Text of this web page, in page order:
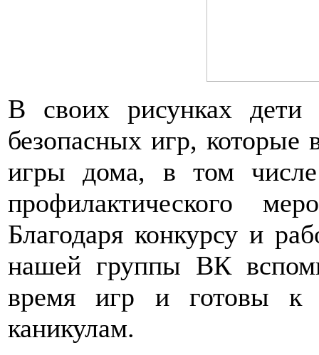
В своих рисунках дети
безопасных игр,
игры дома, в том
профилактического
Благодаря конкурсу и
нашей группы ВК
время игр и готовы к
каникулам.